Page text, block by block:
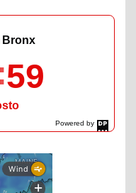
Powered by
DaysPedia.com
Bronx
00